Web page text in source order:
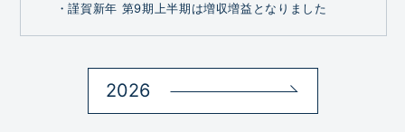
・謹賀新年 第9期上半期は増収増益となりました
2026